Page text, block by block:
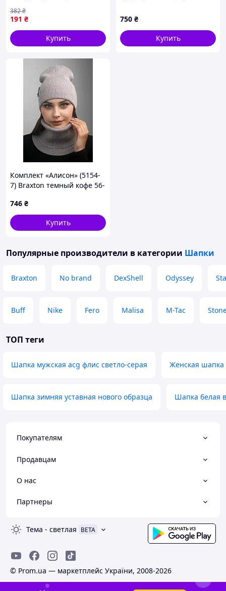
191 ₴
382₴
Купить
750 ₴
Купить
Комплект «Алисон» (5154-
7) Braxton темный кофе 56-
746 ₴
Купить
Популярные производители в категории Шапки
Braxton No brand DexShell Odyssey
Buff Nike Fero Malisa M-Tac
ТОП теги
Шапка мужская acg флис светло-серая Женская шапка
Шапка зимняя уставная нового образца Шапка белая
Покупателям
Продавцам
О нас
Партнеры
Тема - светлая BETA
© Prom.ua — маркетплейс України, 2008-2026